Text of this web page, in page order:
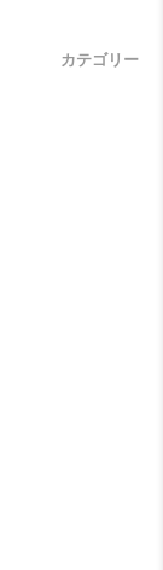
カテゴリー